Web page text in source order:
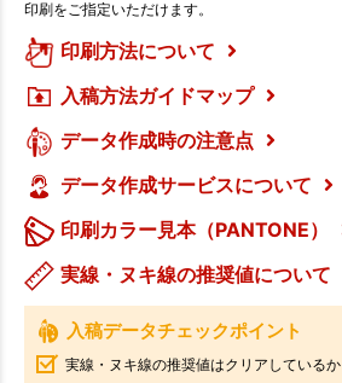
印刷をご指定いただけます。
印刷方法について
入稿方法ガイドマップ
データ作成時の注意点
データ作成サービスについて
印刷カラー見本（PANTONE）
実線・ヌキ線の推奨値について
入稿データチェックポイント
実線・ヌキ線の推奨値はクリアしているか